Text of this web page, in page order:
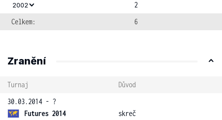
2002
2
Celkem:
6
Zranění
Turnaj
Důvod
30.03.2014 - ?
Futures 2014
skreč